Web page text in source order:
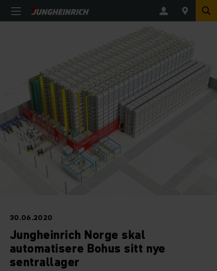
30.06.2020
Jungheinrich Norge skal
automatisere Bohus sitt nye
sentrallager